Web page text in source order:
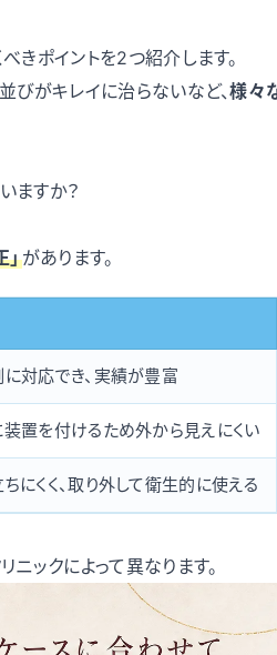
きポイントを2つ紹介します。
びがキレイに治らないなど、様々
ますか？
」があります。
対応でき、実績が豊富
置を付けるため外から見えにくい
にくく、取り外して衛生的に使える
ックによって異なります。